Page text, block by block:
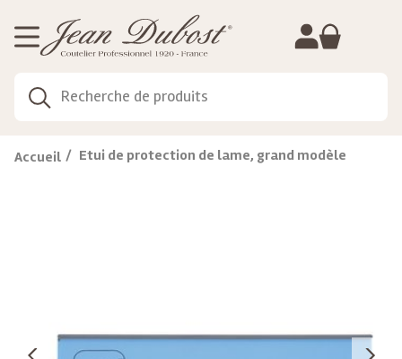
Accueil Etui de protection de lame, grand modèle
Gestion de vos préférences sur les cookies